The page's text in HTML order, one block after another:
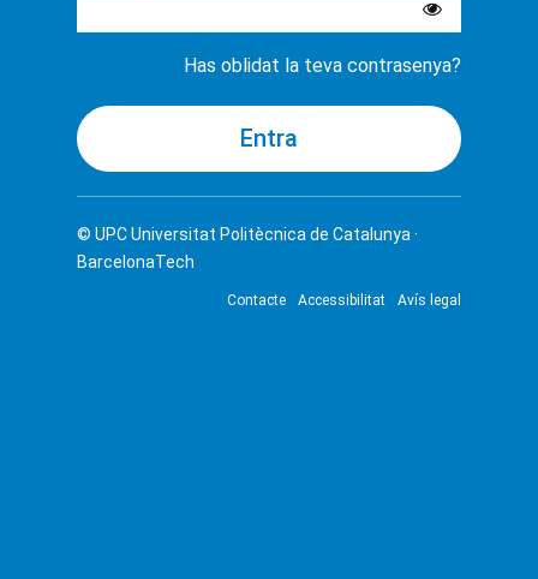
Has oblidat la teva contrasenya?
© UPCUniversitat Politècnica de Catalunya ·
BarcelonaTech
Contacte Accessibilitat Avís legal